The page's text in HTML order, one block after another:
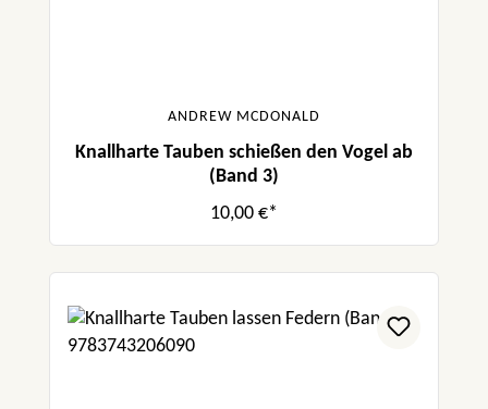
ANDREW MCDONALD
Knallharte Tauben schießen den Vogel ab
(Band 3)
10,00 €*